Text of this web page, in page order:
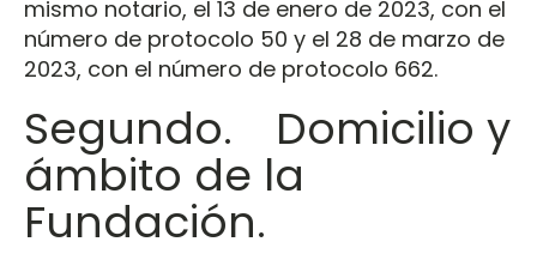
mismo notario, el 13 de enero de 2023, con el
número de protocolo 50 y el 28 de marzo de
2023, con el número de protocolo 662.
Segundo. Domicilio y
ámbito de la
Fundación.